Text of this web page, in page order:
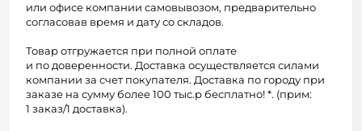
Нестандартное исполнение изделий рассчитывается
индивидуально.
или офисе компании самовывозом, предварительно
согласовав время и дату со складов.
Товар отгружается при полной оплате
и по доверенности. Доставка осуществляется силами
компании за счет покупателя. Доставка по городу при
заказе на сумму более 100 тыс.р бесплатно! *. (прим:
1 заказ/1 доставка).